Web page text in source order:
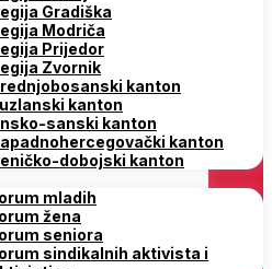
Gradiška
Modriča
Prijedor
Zvornik
kanton
kanton
sanski kanton
kanton
dobojski kanton
mladih
žena
seniora
sindikalnih aktivista i